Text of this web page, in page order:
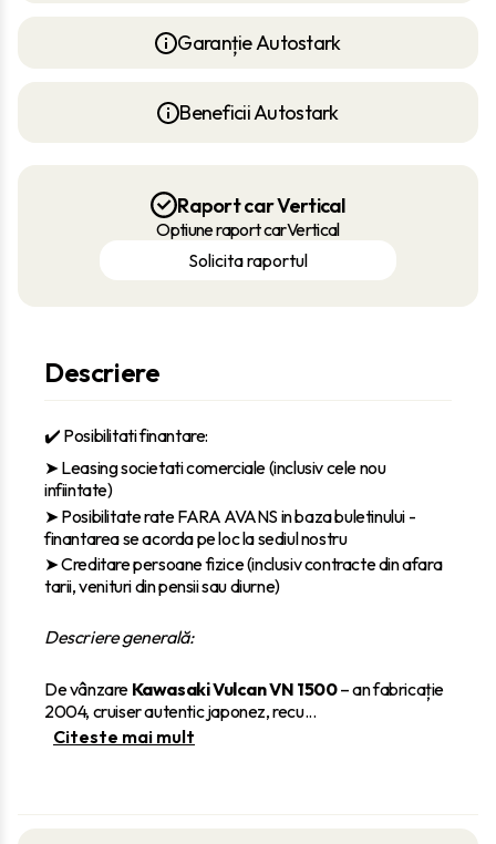
Garanție Autostark
Beneficii Autostark
Raport car Vertical
Optiune raport carVertical
Solicita raportul
Descriere
✔️ Posibilitati finantare:
‎➤ Leasing societati comerciale (inclusiv cele nou
infiintate)
➤ Posibilitate rate FARA AVANS in baza buletinului -
finantarea se acorda pe loc la sediul nostru
➤ Creditare persoane fizice (inclusiv contracte din afara
tarii, venituri din pensii sau diurne)
Descriere generală:
De vânzare Kawasaki Vulcan VN 1500– an fabricație
2004, cruiser autentic japonez, recu...
Citeste mai mult